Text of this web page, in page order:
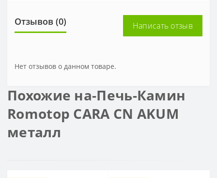
Отзывов (0) Написать отзыв
Нет отзывов о данном товаре.
Похожие на-Печь-Камин
Romotop CARA СN AKUM
металл